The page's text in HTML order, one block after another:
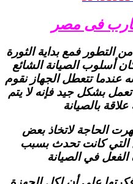
فى مصر
التطور فمع بداية الثورة
أسلوب الصيانة الشائع
عندما تتعطل الجهاز نقوم
تعمل بشكل جيد فإنه لا يتم
بالصيانة
الحاجة لاتخاذ بعض
التي كانت تحدث بسبب
في الصيانة